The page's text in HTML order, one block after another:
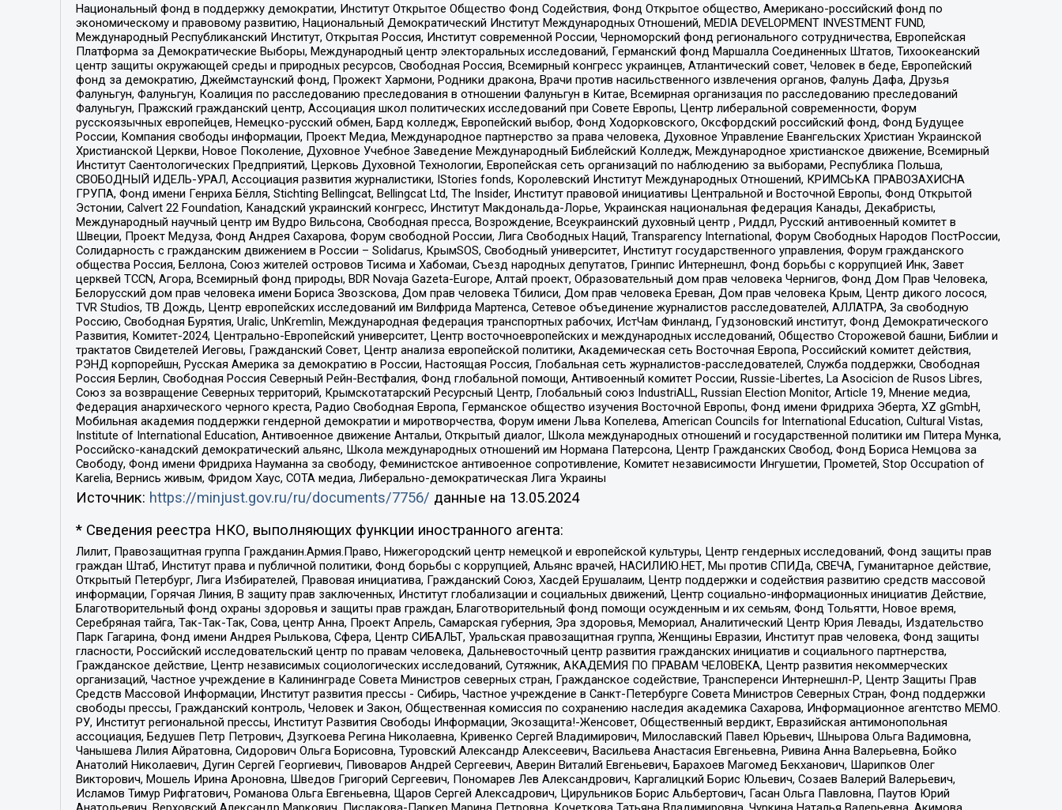
Национальный фонд в поддержку демократии, Институт Открытое Общество Фонд Содействия, Фонд Открытое общество, Американо-российский фонд по
экономическому и правовому развитию, Национальный Демократический Институт Международных Отношений, MEDIA DEVELOPMENT INVESTMENT FUND,
Международный Республиканский Институт, Открытая Россия, Институт современной России, Черноморский фонд регионального сотрудничества, Европейская
Платформа за Демократические Выборы, Международный центр электоральных исследований, Германский фонд Маршалла Соединенных Штатов, Тихоокеанский
центр защиты окружающей среды и природных ресурсов, Свободная Россия, Всемирный конгресс украинцев, Атлантический совет, Человек в беде, Европейский
фонд за демократию, Джеймстаунский фонд, Прожект Хармони, Родники дракона, Врачи против насильственного извлечения органов, Фалунь Дафа, Друзья
Фалуньгун, Фалуньгун, Коалиция по расследованию преследования в отношении Фалуньгун в Китае, Всемирная организация по расследованию преследований
Фалуньгун, Пражский гражданский центр, Ассоциация школ политических исследований при Совете Европы, Центр либеральной современности, Форум
русскоязычных европейцев, Немецко-русский обмен, Бард колледж, Европейский выбор, Фонд Ходорковского, Оксфордский российский фонд, Фонд Будущее
России, Компания свободы информации, Проект Медиа, Международное партнерство за права человека, Духовное Управление Евангельских Христиан Украинской
Христианской Церкви, Новое Поколение, Духовное Учебное Заведение Международный Библейский Колледж, Международное христианское движение, Всемирный
Институт Саентологических Предприятий, Церковь Духовной Технологии, Европейская сеть организаций по наблюдению за выборами, Республика Польша,
СВОБОДНЫЙ ИДЕЛЬ-УРАЛ, Ассоциация развития журналистики, IStories fonds, Королевский Институт Международных Отношений, КРИМСЬКА ПРАВОЗАХИСНА
ГРУПА, Фонд имени Генриха Бёлля, Stichting Bellingcat, Bellingcat Ltd, The Insider, Институт правовой инициативы Центральной и Восточной Европы, Фонд Открытой
Эстонии, Calvert 22 Foundation, Канадский украинский конгресс, Институт Макдональда-Лорье, Украинская национальная федерация Канады, Декабристы,
Международный научный центр им Вудро Вильсона, Свободная пресса, Возрождение, Всеукраинский духовный центр , Риддл, Русский антивоенный комитет в
Швеции, Проект Медуза, Фонд Андрея Сахарова, Форум свободной России, Лига Свободных Наций, Transparеncy International, Форум Свободных Народов ПостРоссии,
Солидарность с гражданским движением в России – Solidarus, КрымSOS, Свободный университет, Институт государственного управления, Форум гражданского
общества Россия, Беллона, Союз жителей островов Тисима и Хабомаи, Съезд народных депутатов, Гринпис Интернешнл, Фонд борьбы с коррупцией Инк, Завет
церквей TCCN, Агора, Всемирный фонд природы, BDR Novaja Gazeta-Europe, Алтай проект, Образовательный дом прав человека Чернигов, Фонд Дом Прав Человека,
Белорусский дом прав человека имени Бориса Звозскова, Дом прав человека Тбилиси, Дом прав человека Ереван, Дом прав человека Крым, Центр дикого лосося,
TVR Studios, ТВ Дождь, Центр европейских исследований им Вилфрида Мартенса, Сетевое объединение журналистов расследователей, АЛЛАТРА, За свободную
Россию, Свободная Бурятия, Uralic, UnKremlin, Международная федерация транспортных рабочих, ИстЧам Финланд, Гудзоновский институт, Фонд Демократического
Развития, Комитет-2024, Центрально-Европейский университет, Центр восточноевропейских и международных исследований, Общество Сторожевой башни, Библии и
трактатов Свидетелей Иеговы, Гражданский Совет, Центр анализа европейской политики, Академическая сеть Восточная Европа, Российский комитет действия,
РЭНД корпорейшн, Русская Америка за демократию в России, Настоящая Россия, Глобальная сеть журналистов-расследователей, Служба поддержки, Свободная
Россия Берлин, Свободная Россия Северный Рейн-Вестфалия, Фонд глобальной помощи, Антивоенный комитет России, Russie-Libertes, La Asocicion de Rusos Libres,
Союз за возвращение Северных территорий, Крымскотатарский Ресурсный Центр, Глобальный союз IndustriALL, Russian Election Monitor, Article 19, Мнение медиа,
Федерация анархического черного креста, Радио Свободная Европа, Германское общество изучения Восточной Европы, Фонд имени Фридриха Эберта, XZ gGmbH,
Мобильная академия поддержки гендерной демократии и миротворчества, Форум имени Льва Копелева, American Councils for International Education, Cultural Vistas,
Institute of International Education, Антивоенное движение Антальи, Открытый диалог, Школа международных отношений и государственной политики им Питера Мунка,
Российско-канадский демократический альянс, Школа международных отношений им Нормана Патерсона, Центр Гражданских Свобод, Фонд Бориса Немцова за
Свободу, Фонд имени Фридриха Науманна за свободу, Феминистское антивоенное сопротивление, Комитет независимости Ингушетии, Прометей, Stop Occupation of
Karelia, Вернись живым, Фридом Хаус, СОТА медиа, Либерально-демократическая Лига Украины
Источник: https://minjust.gov.ru/ru/documents/7756/ данные на 13.05.2024
* Сведения реестра НКО, выполняющих функции иностранного агента:
Лилит, Правозащитная группа Гражданин.Армия.Право, Нижегородский центр немецкой и европейской культуры, Центр гендерных исследований, Фонд защиты прав
граждан Штаб, Институт права и публичной политики, Фонд борьбы с коррупцией, Альянс врачей, НАСИЛИЮ.НЕТ, Мы против СПИДа, СВЕЧА, Гуманитарное действие,
Открытый Петербург, Лига Избирателей, Правовая инициатива, Гражданский Союз, Хасдей Ерушалаим, Центр поддержки и содействия развитию средств массовой
информации, Горячая Линия, В защиту прав заключенных, Институт глобализации и социальных движений, Центр социально-информационных инициатив Действие,
Благотворительный фонд охраны здоровья и защиты прав граждан, Благотворительный фонд помощи осужденным и их семьям, Фонд Тольятти, Новое время,
Серебряная тайга, Так-Так-Так, Сова, центр Анна, Проект Апрель, Самарская губерния, Эра здоровья, Мемориал, Аналитический Центр Юрия Левады, Издательство
Парк Гагарина, Фонд имени Андрея Рылькова, Сфера, Центр СИБАЛЬТ, Уральская правозащитная группа, Женщины Евразии, Институт прав человека, Фонд защиты
гласности, Российский исследовательский центр по правам человека, Дальневосточный центр развития гражданских инициатив и социального партнерства,
Гражданское действие, Центр независимых социологических исследований, Сутяжник, АКАДЕМИЯ ПО ПРАВАМ ЧЕЛОВЕКА, Центр развития некоммерческих
организаций, Частное учреждение в Калининграде Совета Министров северных стран, Гражданское содействие, Трансперенси Интернешнл-Р, Центр Защиты Прав
Средств Массовой Информации, Институт развития прессы - Сибирь, Частное учреждение в Санкт-Петербурге Совета Министров Северных Стран, Фонд поддержки
свободы прессы, Гражданский контроль, Человек и Закон, Общественная комиссия по сохранению наследия академика Сахарова, Информационное агентство МЕМО.
РУ, Институт региональной прессы, Институт Развития Свободы Информации, Экозащита!-Женсовет, Общественный вердикт, Евразийская антимонопольная
ассоциация, Бедушев Петр Петрович, Дзугкоева Регина Николаевна, Кривенко Сергей Владимирович, Милославский Павел Юрьевич, Шнырова Ольга Вадимовна,
Чанышева Лилия Айратовна, Сидорович Ольга Борисовна, Туровский Александр Алексеевич, Васильева Анастасия Евгеньевна, Ривина Анна Валерьевна, Бойко
Анатолий Николаевич, Дугин Сергей Георгиевич, Пивоваров Андрей Сергеевич, Аверин Виталий Евгеньевич, Барахоев Магомед Бекханович, Шарипков Олег
Викторович, Мошель Ирина Ароновна, Шведов Григорий Сергеевич, Пономарев Лев Александрович, Каргалицкий Борис Юльевич, Созаев Валерий Валерьевич,
Исламов Тимур Рифгатович, Романова Ольга Евгеньевна, Щаров Сергей Алексадрович, Цирульников Борис Альбертович, Гасан Ольга Павловна, Паутов Юрий